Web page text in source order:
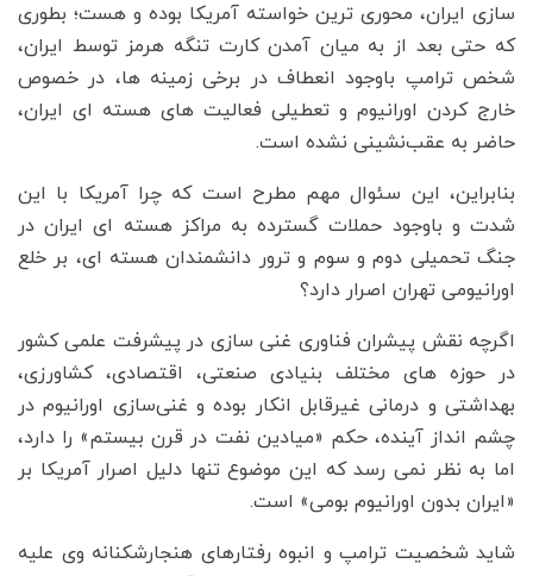
سازی ایران، محوری ترین خواسته آمریکا بوده و هست؛ بطوری
که حتی بعد از به میان آمدن کارت تنگه هرمز توسط ایران،
شخص ترامپ باوجود انعطاف در برخی زمینه ها، در خصوص
خارج کردن اورانیوم و تعطیلی فعالیت های هسته ای ایران،
حاضر به عقب‌نشینی نشده است.
بنابراین، این سئوال مهم مطرح است که چرا آمریکا با این
شدت و باوجود حملات گسترده به مراکز هسته ای ایران در
جنگ تحمیلی دوم و سوم و ترور دانشمندان هسته ای، بر خلع
اورانیومی تهران اصرار دارد؟
اگرچه نقش پیشران فناوری غنی سازی در پیشرفت علمی کشور
در حوزه های مختلف بنیادی صنعتی، اقتصادی، کشاورزی،
بهداشتی و درمانی غیرقابل انکار بوده و غنی‌سازی اورانیوم در
چشم انداز آینده، حکم «میادین نفت در قرن بیستم» را دارد،
اما به نظر نمی رسد که این موضوع تنها دلیل اصرار آمریکا بر
«ایران بدون اورانیوم بومی» است.
شاید شخصیت ترامپ و انبوه رفتارهای هنجارشکنانه وی علیه